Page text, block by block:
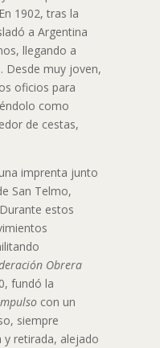
1902, tras la
a Argentina
llegando a
Desde muy joven,
oficios para
como
de cestas,
imprenta junto
San Telmo,
estos
Obrera
fundó la
con un
siempre
retirada, alejado